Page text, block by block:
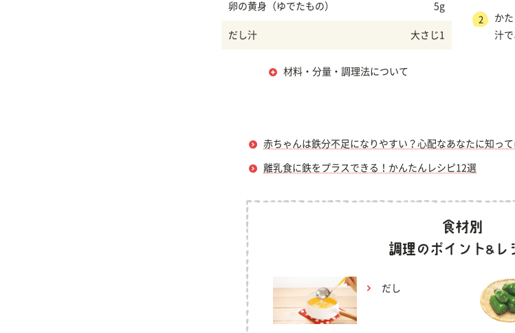
卵の黄身（ゆでたもの） 5g
だし汁 大さじ1
材料・分量・調理法について
2
か
汁で
赤ちゃんは鉄分不足になりやすい？心配なあなたに知って
離乳食に鉄をプラスできる！かんたんレシピ12選
だし